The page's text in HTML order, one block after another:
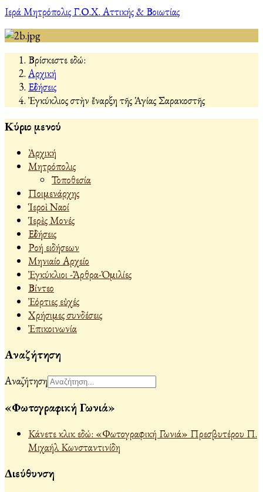
Ιερά Μητρόπολις Γ.Ο.Χ. Αττικής & Βοιωτίας
Βρίσκεστε εδώ:
Αρχική
Εἰδήσεις
Ἐγκύκλιος στὴν ἔναρξη τῆς Ἁγίας Σαρακοστῆς
Κύριο μενού
Ἀρχική
Μητρόπολις
Τοποθεσία
Ποιμενάρχης
Ἱεροὶ Ναοί
Ἱερὲς Μονές
Εἰδήσεις
Ροή ειδήσεων
Μηνιαίο Αρχείο
Ἐγκύκλιοι -Ἄρθρα-Ὁμιλίες
Βίντεο
Ἐόρτιες εὐχές
Χρήσιμες συνδέσεις
Ἐπικοινωνία
Αναζήτηση
Αναζήτηση
«Φωτογραφική Γωνιά»
Κάνετε κλικ εδώ: «Φωτογραφική Γωνιά» Πρεσβυτέρου Π.
Μιχαήλ Κωνσταντινίδη
Διεύθυνση